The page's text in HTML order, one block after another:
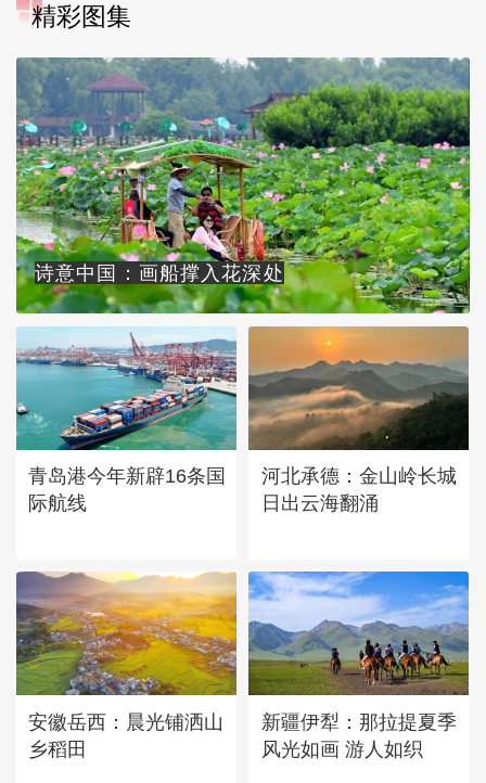
精彩图集
诗意中国：画船撑入花深处
青岛港今年新辟16条国
际航线
河北承德：金山岭长城
日出云海翻涌
安徽岳西：晨光铺洒山
乡稻田
新疆伊犁：那拉提夏季
风光如画 游人如织